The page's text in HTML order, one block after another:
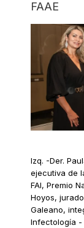
FAAE
Izq. -Der.
ejecutiva de
FAI, Premio
Hoyos,
Galeano,
Infectología -